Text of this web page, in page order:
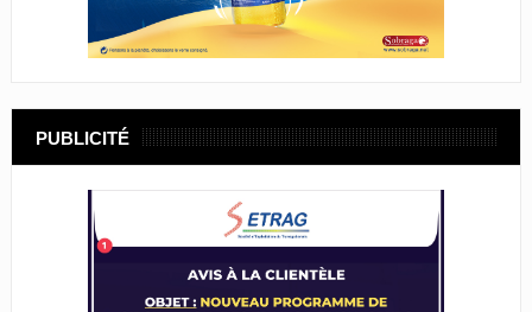
PUBLICITÉ